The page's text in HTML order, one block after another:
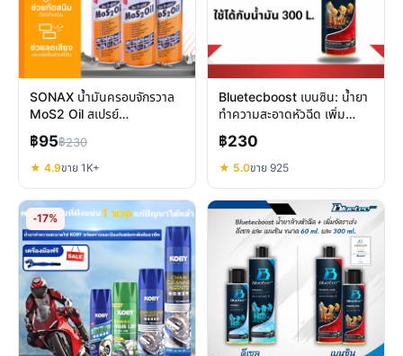
SONAX น้ำมันครอบจักรวาล
MoS2 Oil สเปรย์
อเนกประสงค์ คลายสนิม หล่อ
ลื่น ไล่ความชื้น
฿95฿230
★ 4.9ขาย 1K+
Bluetecboost เบนซิน: น้ำยา
ทำความสะอาดหัวฉีด เพิ่ม
ประสิทธิภาพเครื่องยนต์เบนซิน
ครบวงจร
฿230
★ 5.0ขาย 925
-17%